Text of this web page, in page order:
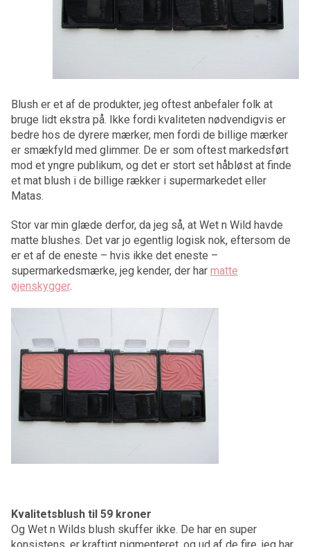
Blush er et af de produkter, jeg oftest anbefaler folk at
bruge lidt ekstra på. Ikke fordi kvaliteten nødvendigvis er
bedre hos de dyrere mærker, men fordi de billige mærker
er smækfyld med glimmer. De er som oftest markedsført
mod et yngre publikum, og det er stort set håbløst at finde
et mat blush i de billige rækker i supermarkedet eller
Matas.
Stor var min glæde derfor, da jeg så, at Wet n Wild havde
matte blushes. Det var jo egentlig logisk nok, eftersom de
er et af de eneste – hvis ikke det eneste –
supermarkedsmærke, jeg kender, der har matte
øjenskygger.
Kvalitetsblush til 59 kroner
Og Wet n Wilds blush skuffer ikke. De har en super